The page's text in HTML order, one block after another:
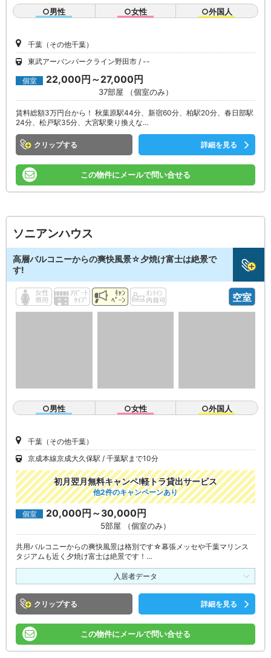
○男性 ○女性 ○外国人
千葉（その他千葉）
東武アーバンパークライン野田市
--
個室 22,000円～27,000円
37部屋 （個室のみ）
賃料総額3万円台から！ 秋葉原駅44分、新宿60分、柏駅20分、春日部駅
24分、松戸駅35分、大宮駅乗り換えな…
クリップ 詳細を見る
この物件にメールで問い合せる
ソニアンハウス
高層バルコニーからの爽快風景☆夕焼け富士は絶景で
す!
空室
○男性 ○女性 ○外国人
千葉（その他千葉）
京成本線京成大久保駅
千葉駅まで10分
初月翌月無料キャンペ!軽トラ貸出サービス
他2件のキャンペーンあり
個室 20,000円～30,000円
5部屋 （個室のみ）
共用バルコニーからの爽快風景は格別です☆幕張メッセや千葉マリンス
タジアムも近く夕焼け富士は絶景です！…
入居者データ
クリップ 詳細を見る
この物件にメールで問い合せる